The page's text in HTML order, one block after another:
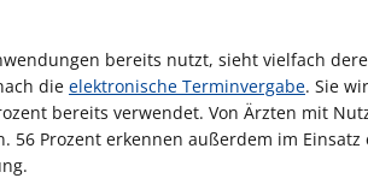
bereits nutzt, sieht vielfach
die elektronische Terminvergabe. Sie
bereits verwendet. Von Ärzten mit
56 Prozent erkennen außerdem im